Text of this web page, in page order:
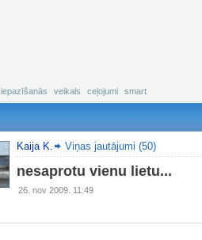
iepazīšanās veikals ceļojumi smart
Kaija K. Viņas jautājumi (50)
nesaprotu vienu lietu...
26. nov 2009. 11:49